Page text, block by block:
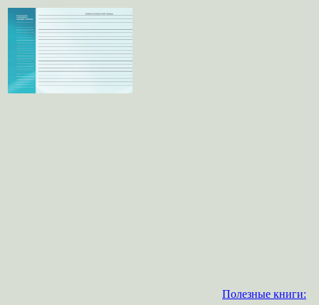
Полезные книги: